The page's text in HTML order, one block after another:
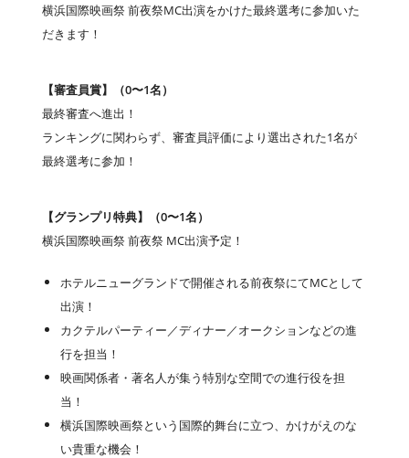
横浜国際映画祭 前夜祭MC出演をかけた最終選考に参加いた
だきます！
【審査員賞】（0〜1名）
最終審査へ進出！
ランキングに関わらず、審査員評価により選出された1名が
最終選考に参加！
【グランプリ特典】（0〜1名）
横浜国際映画祭 前夜祭 MC出演予定！
ホテルニューグランドで開催される前夜祭にてMCとして
出演！
カクテルパーティー／ディナー／オークションなどの進
行を担当！
映画関係者・著名人が集う特別な空間での進行役を担
当！
横浜国際映画祭という国際的舞台に立つ、かけがえのな
い貴重な機会！